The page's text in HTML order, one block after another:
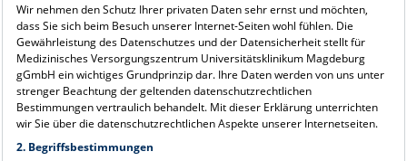
Wir nehmen den Schutz Ihrer privaten Daten sehr ernst und möchten,
dass Sie sich beim Besuch unserer Internet-Seiten wohl fühlen. Die
Gewährleistung des Datenschutzes und der Datensicherheit stellt für
Medizinisches Versorgungszentrum Universitätsklinikum Magdeburg
gGmbH ein wichtiges Grundprinzip dar. Ihre Daten werden von uns unter
strenger Beachtung der geltenden datenschutzrechtlichen
Bestimmungen vertraulich behandelt. Mit dieser Erklärung unterrichten
wir Sie über die datenschutzrechtlichen Aspekte unserer Internetseiten.
2. Begriffsbestimmungen